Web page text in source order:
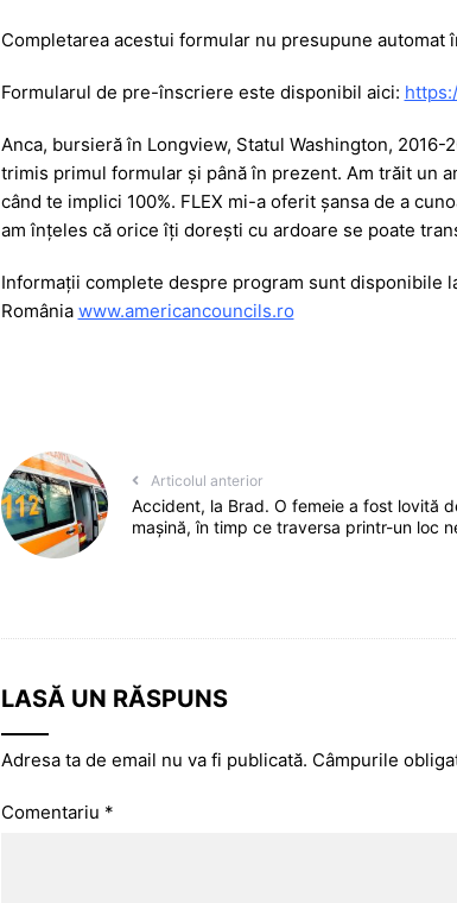
Completarea acestui formular nu presupune
Formularul de pre-înscriere este disponibil aici:
Anca, bursieră în Longview, Statul Washington,
trimis primul formular și până în prezent. Am trăit un
când te implici 100%. FLEX mi-a oferit șansa de a
am înțeles că orice îți dorești cu ardoare se poate
Informații complete despre program sunt disponibile
România www.americancouncils.ro
Articolul anterior
Accident, la Brad. O femeie a fost lovită
mașină, în timp ce traversa printr-un loc
LASĂ UN RĂSPUNS
Adresa ta de email nu va fi publicată. Câmpurile
Comentariu *